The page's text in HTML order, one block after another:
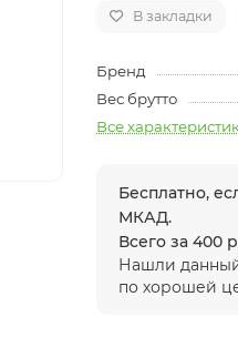
В закладки
Бренд
Вес брутто
Все
Бесплатно,
МКАД.
Всего за 400
Нашли
по хорошей